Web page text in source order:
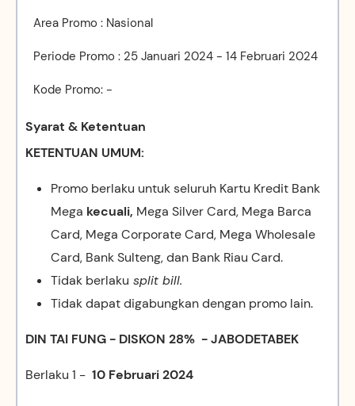
Area Promo : Nasional
Periode Promo : 25 Januari 2024 - 14 Februari 2024
Kode Promo: -
Syarat & Ketentuan
KETENTUAN UMUM:
Promo berlaku untuk seluruh Kartu Kredit Bank
Mega kecuali, Mega Silver Card, Mega Barca
Card, Mega Corporate Card, Mega Wholesale
Card, Bank Sulteng, dan Bank Riau Card.
Tidak berlaku split bill.
Tidak dapat digabungkan dengan promo lain.
DIN TAI FUNG - DISKON 28% - JABODETABEK
Berlaku 1 - 10 Februari 2024